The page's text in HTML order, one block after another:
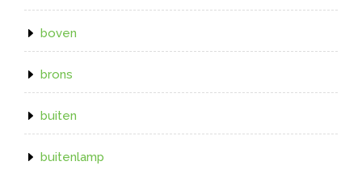
boven
brons
buiten
buitenlamp